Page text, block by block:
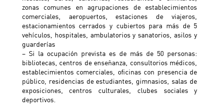
zonas comunes en agrupaciones de establecimientos
comerciales, aeropuertos, estaciones de viajeros,
estacionamientos cerrados y cubiertos para más de 5
vehículos, hospitales, ambulatorios y sanatorios, asilos y
guarderías
– Si la ocupación prevista es de más de 50 personas:
bibliotecas, centros de enseñanza, consultorios médicos,
establecimientos comerciales, oficinas con presencia de
público, residencias de estudiantes, gimnasios, salas de
exposiciones, centros culturales, clubes sociales y
deportivos.